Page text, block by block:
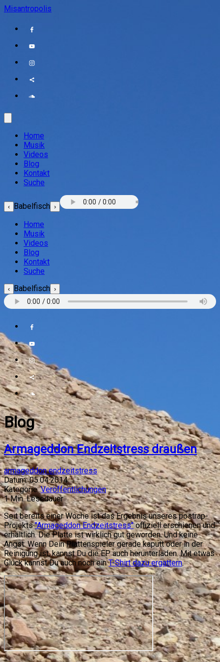
Misantropolis
Home
Musik
Videos
Blog
Kontakt
Suche
‹ Babelfisch ›
Home
Musik
Videos
Blog
Kontakt
Suche
‹ Babelfisch ›
Blog
Armageddon Endzeitstress draußen
armageddon endzeitstress
Datum: 05.04.2014
Kategorie: Veröffentlichungen
1Min. Lesedauer
Seit bereits einer Woche ist das Ergebnis unseres postrap-
Projekts"Armageddon Endzeitstress"offiziell erschienen und
erhältlich. Die Platte ist wirklich gut geworden. Und keine
Angst: Wenn Dein Plattenspieler gerade kaputt oder in der
Reinigung ist, kannst Du die EP auch herunterladen. Mit etwas
Glück kannst Du auch noch einT-Shirt dazu ergattern.